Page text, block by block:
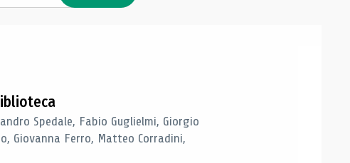
Spedale, Fabio Guglielmi, Giorgio
Giovanna Ferro, Matteo Corradini,